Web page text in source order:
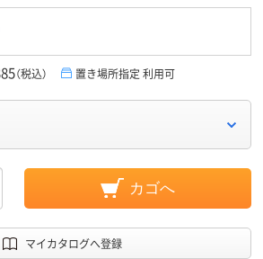
（税込） 置き場所指定 利用可
カゴへ
マイカタログへ登録